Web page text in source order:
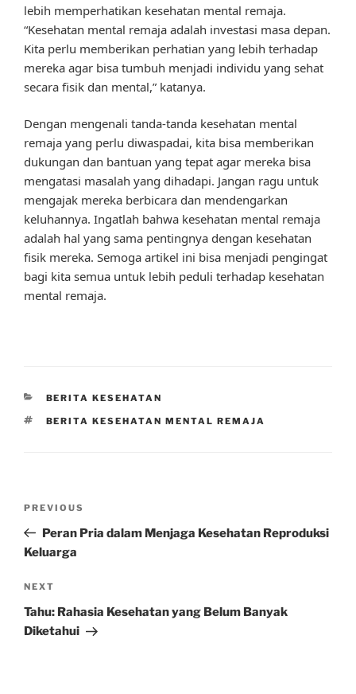
lebih memperhatikan kesehatan mental remaja.
“Kesehatan mental remaja adalah investasi masa depan.
Kita perlu memberikan perhatian yang lebih terhadap
mereka agar bisa tumbuh menjadi individu yang sehat
secara fisik dan mental,” katanya.
Dengan mengenali tanda-tanda kesehatan mental
remaja yang perlu diwaspadai, kita bisa memberikan
dukungan dan bantuan yang tepat agar mereka bisa
mengatasi masalah yang dihadapi. Jangan ragu untuk
mengajak mereka berbicara dan mendengarkan
keluhannya. Ingatlah bahwa kesehatan mental remaja
adalah hal yang sama pentingnya dengan kesehatan
fisik mereka. Semoga artikel ini bisa menjadi pengingat
bagi kita semua untuk lebih peduli terhadap kesehatan
mental remaja.
CATEGORIES
BERITA KESEHATAN
TAGS
BERITA KESEHATAN MENTAL REMAJA
Previous
Post
PREVIOUS
Peran Pria dalam Menjaga Kesehatan Reproduksi
Keluarga
Next
Post
NEXT
Tahu: Rahasia Kesehatan yang Belum Banyak
Diketahui